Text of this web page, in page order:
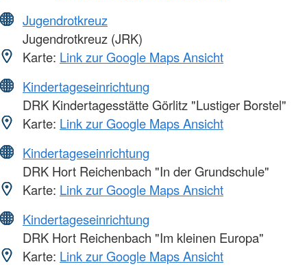
Jugendrotkreuz
Jugendrotkreuz (JRK)
Karte: Link zur Google Maps Ansicht
Kindertageseinrichtung
DRK Kindertagesstätte Görlitz "Lustiger Borstel"
Karte: Link zur Google Maps Ansicht
Kindertageseinrichtung
DRK Hort Reichenbach "In der Grundschule"
Karte: Link zur Google Maps Ansicht
Kindertageseinrichtung
DRK Hort Reichenbach "Im kleinen Europa"
Karte: Link zur Google Maps Ansicht